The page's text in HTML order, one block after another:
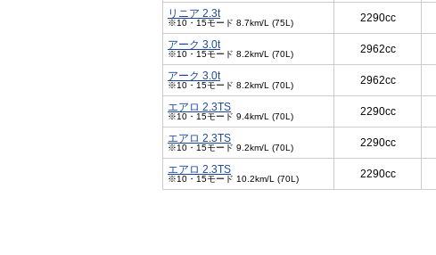
リニア 2.3t
※10・15モード 8.7km/L (75L) 2290cc
アーク 3.0t
※10・15モード 8.2km/L (70L) 2962cc
アーク 3.0t
※10・15モード 8.2km/L (70L) 2962cc
エアロ 2.3TS
※10・15モード 9.4km/L (70L) 2290cc
エアロ 2.3TS
※10・15モード 9.2km/L (70L) 2290cc
エアロ 2.3TS
※10・15モード 10.2km/L (70L) 2290cc